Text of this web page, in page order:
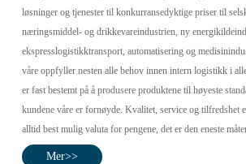
løsninger og tjenester til konkurransedyktige priser til
næringsmiddel- og drikkevareindustrien, ny
ekspresslogistikktransport, automatisering og
våre oppfyller nesten alle behov innen intern logistikk i
er fast bestemt på å produsere produktene til høyeste
kundene våre er fornøyde. Kvalitet, service og tilfredshet
alltid best mulig valuta for pengene, det er den eneste
Mer>>